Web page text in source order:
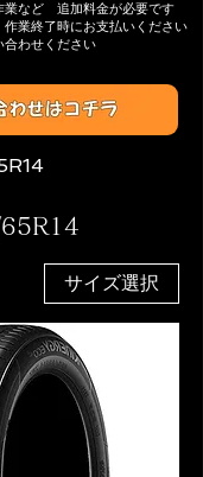
業​など 追加料金が必要です
作業終了時にお支払いください
合わせください​
サイズ選択